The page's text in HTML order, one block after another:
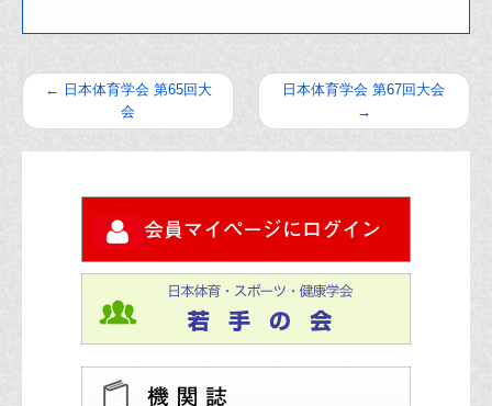
← 日本体育学会 第65回大
会
日本体育学会 第67回大会
→